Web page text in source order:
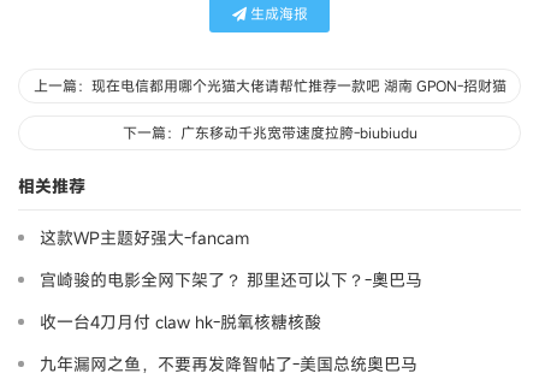
生成海报
上一篇：现在电信都用哪个光猫大佬请帮忙推荐一款吧 湖南 GPON-招财猫
下一篇：广东移动千兆宽带速度拉胯-biubiudu
相关推荐
这款WP主题好强大-fancam
宫崎骏的电影全网下架了？ 那里还可以下？-奧巴马
收一台4刀月付 claw hk-脱氧核糖核酸
九年漏网之鱼，不要再发降智帖了-美国总统奥巴马